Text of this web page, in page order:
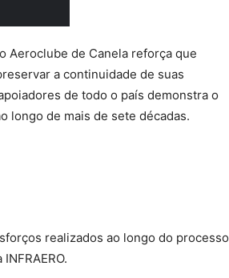
Aeroclube de Canela reforça que
a continuidade de suas
de todo o país demonstra o
longo de mais de sete décadas.
realizados ao longo do processo